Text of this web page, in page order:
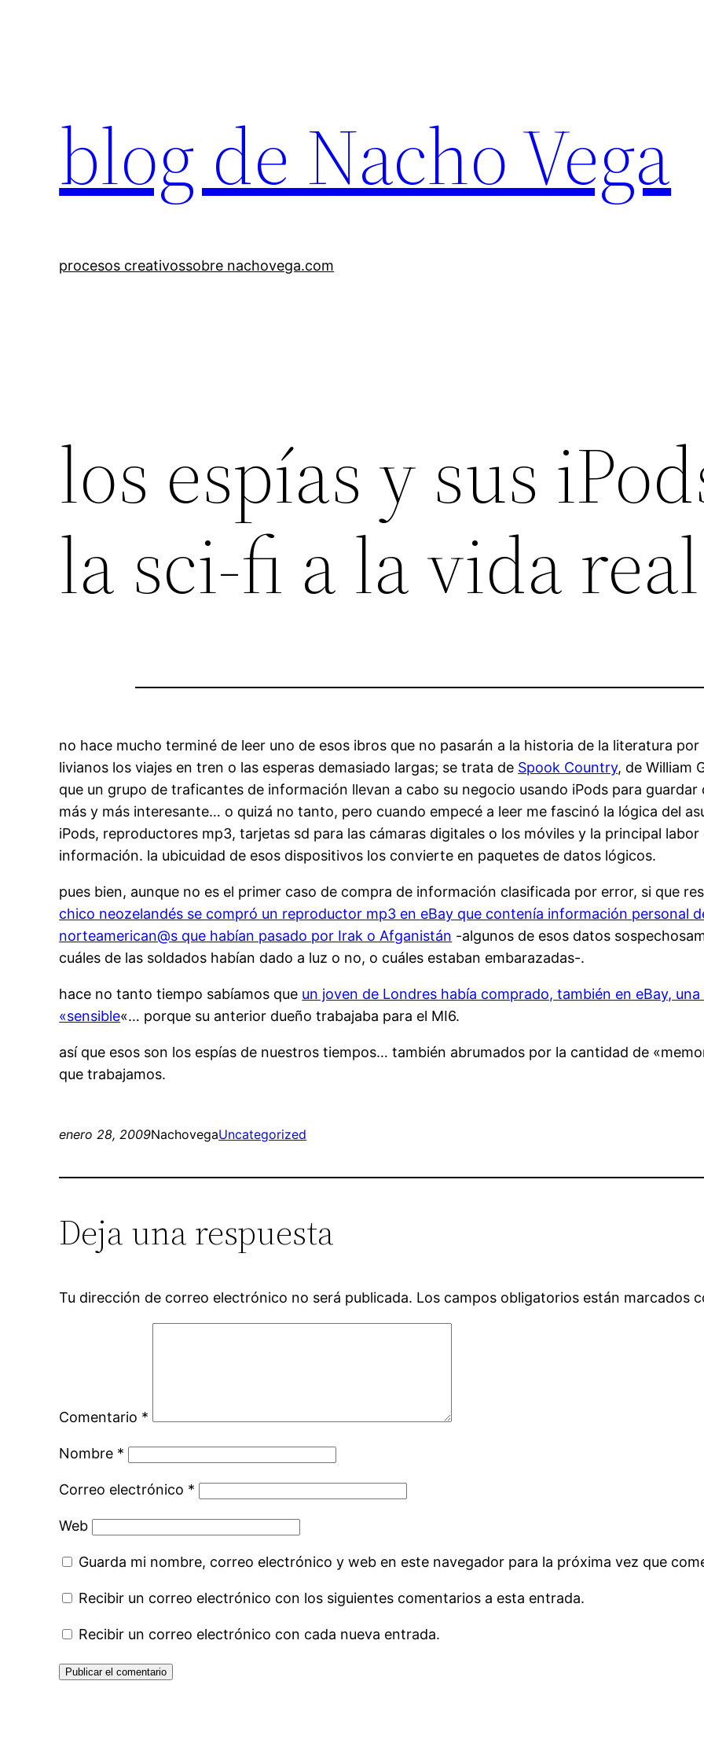
blog de Nacho Vega
procesos creativossobre nachovega.com
los espías y sus
la sci-fi a la vida real
no hace mucho terminé de leer uno de esos ibros que no pasarán a la historia de la literatura
livianos los viajes en tren o las esperas demasiado largas; se trata de Spook Country, de William
que un grupo de traficantes de información llevan a cabo su negocio usando iPods para
más y más interesante… o quizá no tanto, pero cuando empecé a leer me fascinó la lógica del
iPods, reproductores mp3, tarjetas sd para las cámaras digitales o los móviles y la principal
información. la ubicuidad de esos dispositivos los convierte en paquetes de datos lógicos.
pues bien, aunque no es el primer caso de compra de información clasificada por error, si que
chico neozelandés se compró un reproductor mp3 en eBay que contenía información personal
norteamerican@s que habían pasado por Irak o Afganistán -algunos de esos datos
cuáles de las soldados habían dado a luz o no, o cuáles estaban embarazadas-.
hace no tanto tiempo sabíamos que un joven de Londres había comprado, también en eBay,
«sensible«… porque su anterior dueño trabajaba para el MI6.
así que esos son los espías de nuestros tiempos… también abrumados por la cantidad de
que trabajamos.
enero 28, 2009NachovegaUncategorized
Deja una respuesta
Tu dirección de correo electrónico no será publicada. Los campos obligatorios están marcados
Comentario *
Nombre *
Correo electrónico *
Web
Guarda mi nombre, correo electrónico y web en este navegador para la próxima vez que
Recibir un correo electrónico con los siguientes comentarios a esta entrada.
Recibir un correo electrónico con cada nueva entrada.